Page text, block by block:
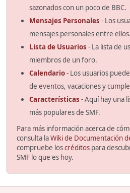
sazonados con un poco de BBC.
Mensajes Personales - Los
mensajes personales entre ellos.
Lista de Usuarios - La lista de
miembros de un foro.
Calendario- Los usuarios
de eventos, vacaciones y
Características - Aquí hay una
más populares de SMF.
Para más información acerca de
consulta laWiki de Documentación
compruebe loscréditos para
SMF lo que es hoy.